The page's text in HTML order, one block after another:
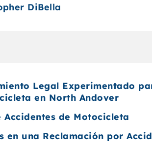
DiBella
Legal Experimentado
en North Andover
Accidentes de Motocicleta
en una Reclamación por